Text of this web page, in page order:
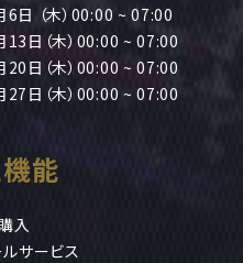
日 （木）00:00 ~ 07:00
日（木）00:00 ~ 07:00
日（木）00:00 ~ 07:00
日（木）00:00 ~ 07:00
能
入
ルサービス